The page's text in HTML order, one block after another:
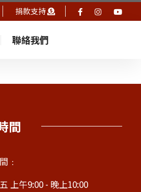
捐款支持
聯絡我們
間
﹕
上午9:00 - 晚上10:00